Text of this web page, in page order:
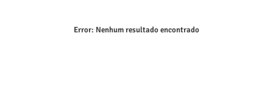
Error: Nenhum resultado encontrado